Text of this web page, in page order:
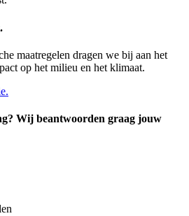
maatregelen dragen we bij aan het
op het milieu en het klimaat.
Wij beantwoorden graag jouw